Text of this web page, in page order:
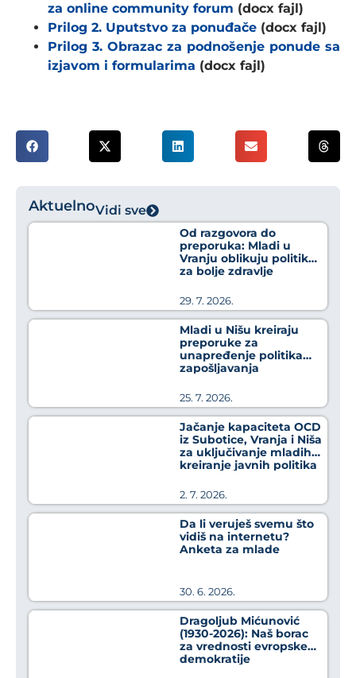
za online community forum (docx fajl)
Prilog 2. Uputstvo za ponuđače (docx fajl)
Prilog 3. Obrazac za podnošenje ponude sa
izjavom i formularima (docx fajl)
AktuelnoVidi sve
Od razgovora do
preporuka: Mladi u
Vranju oblikuju politike
za bolje zdravlje
29. 7. 2026.
Mladi u Nišu kreiraju
preporuke za
unapređenje politika
zapošljavanja
25. 7. 2026.
Jačanje kapaciteta OCD
iz Subotice, Vranja i Niša
za uključivanje mladih u
kreiranje javnih politika
2. 7. 2026.
Da li veruješ svemu što
vidiš na internetu?
Anketa za mlade
30. 6. 2026.
Dragoljub Mićunović
(1930-2026): Naš borac
za vrednosti evropske
demokratije